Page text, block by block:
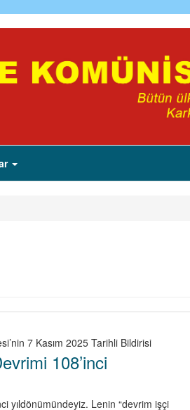
7 Kasım 2025 Tarihli Bildirisi
108’inci
yıldönümündeyiz. Lenin “devrim işçi